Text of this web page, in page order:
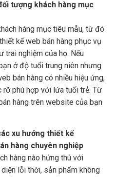
tượng khách hàng mục
hàng mục tiêu mẫu, từ đó
kế web bán hàng phục vụ
trai nghiệm của họ. Nếu
ở độ tuổi trung niên nhưng
bán hàng có nhiều hiệu ứng,
rỡ phù hợp với lứa tuổi trẻ. Từ
hàng trên website của bạn
xu hướng thiết kế
hàng chuyên nghiệp
hàng nào hứng thú với
lỗi thời, sản phẩm không